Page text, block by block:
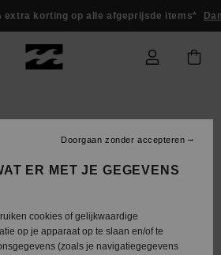
extra korting op alle afgeprijsde items*
ER MET JE GEGEVENS
cookies of gelijkwaardige
op je apparaat op te slaan en/of te
(zoals je navigatiegegevens
Doorgaan zonder accepteren